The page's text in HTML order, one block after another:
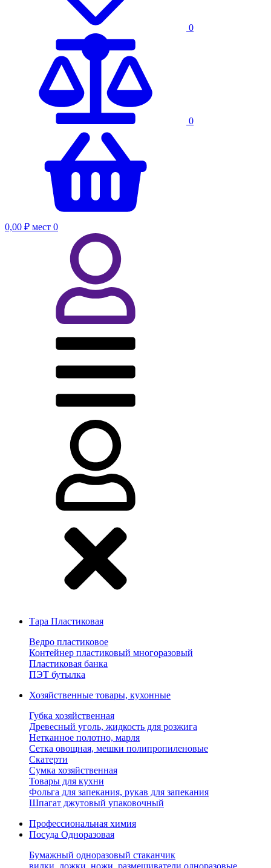
0
0
0,00 ₽ мест 0
Тара Пластиковая
Ведро пластиковое
Контейнер пластиковый многоразовый
Пластиковая банка
ПЭТ бутылка
Хозяйственные товары, кухонные
Губка хозяйственная
Древесный уголь, жидкость для розжига
Нетканное полотно, марля
Сетка овощная, мешки полипропиленовые
Скатерти
Сумка хозяйственная
Товары для кухни
Фольга для запекания, рукав для запекания
Шпагат джутовый упаковочный
Профессиональная химия
Посуда Одноразовая
Бумажный одноразовый стаканчик
вилки, ложки, ножи, размешиватели одноразовые